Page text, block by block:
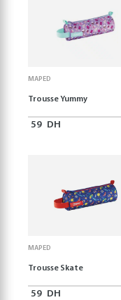
MAPED
Trousse Yummy
59 DH
MAPED
Trousse Skate
59 DH